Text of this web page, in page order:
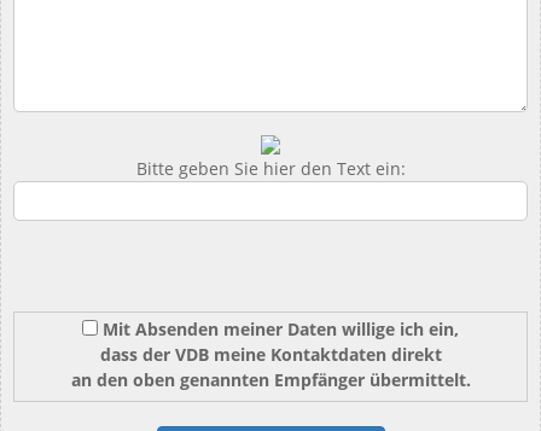
Bitte geben Sie hier den Text ein:
Mit Absenden meiner Daten willige ich ein,
dass der VDB meine Kontaktdaten direkt
an den oben genannten Empfänger übermittelt.